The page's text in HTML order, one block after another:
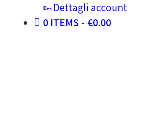
Dettagli account
0 ITEMS
€0.00